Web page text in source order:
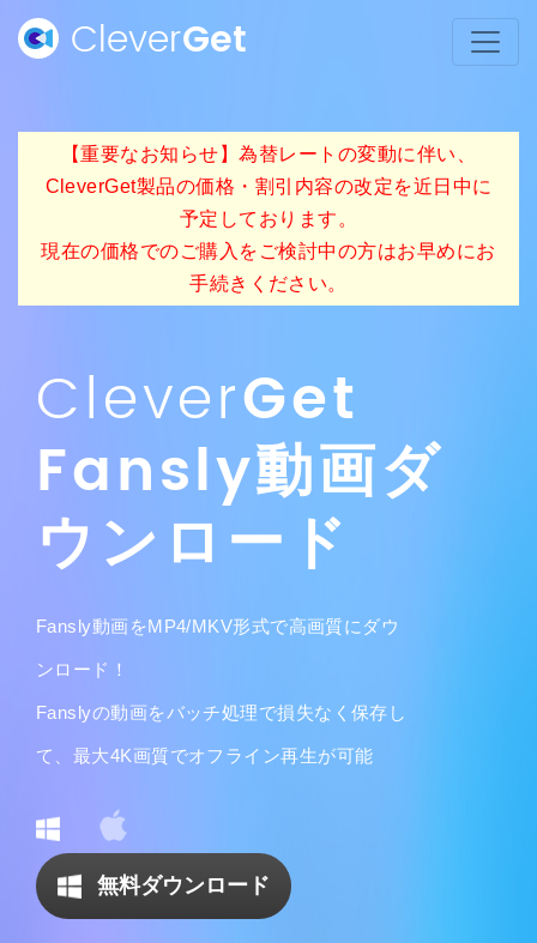
CleverGet
【重要なお知らせ】為替レートの変動に伴い、
CleverGet製品の価格・割引内容の改定を近日中に
予定しております。
現在の価格でのご購入をご検討中の方はお早めにお
手続きください。
CleverGet
Fansly動画ダ
ウンロード
Fansly動画をMP4/MKV形式で高画質にダウ
ンロード！
Fanslyの動画をバッチ処理で損失なく保存し
て、最大4K画質でオフライン再生が可能
無料ダウンロード